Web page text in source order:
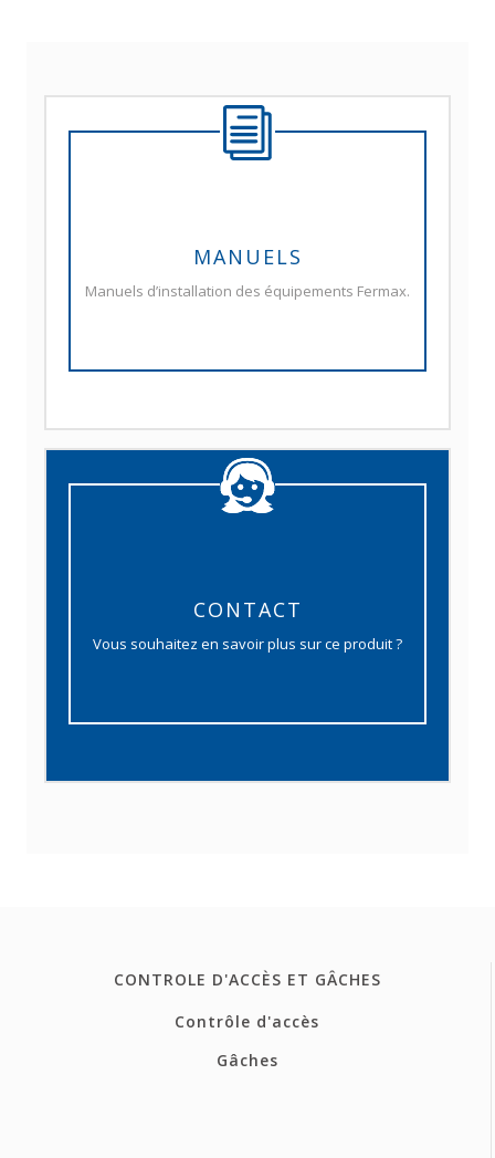
MANUELS
Manuels d’installation des équipements Fermax.
CONTACT
Vous souhaitez en savoir plus sur ce produit ?
CONTROLE D'ACCÈS ET GÂCHES
Contrôle d'accès
Gâches